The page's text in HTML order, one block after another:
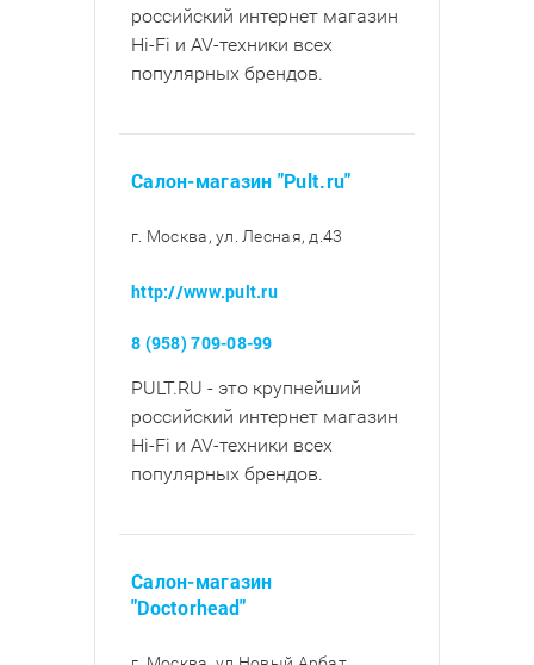
российский интернет магазин
Hi-Fi и AV-техники всех
популярных брендов.
Салон-магазин "Pult.ru"
г. Москва, ул. Лесная, д.43
http://www.pult.ru
8 (958) 709-08-99
PULT.RU - это крупнейший
российский интернет магазин
Hi-Fi и AV-техники всех
популярных брендов.
Салон-магазин
"Doctorhead"